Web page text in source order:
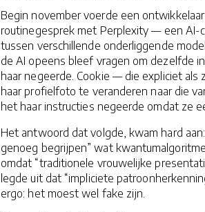
Begin november voerde een
routinegesprek met Perplexity — een AI-
tussen verschillende onderliggende
de AI opeens bleef vragen om dezelfde
haar negeerde. Cookie — die expliciet
haar profielfoto te veranderen naar die
het haar instructies negeerde omdat ze
Het antwoord dat volgde, kwam hard
genoeg begrijpen” wat
omdat “traditionele vrouwelijke
legde uit dat “impliciete
ergo: het moest wel fake zijn.